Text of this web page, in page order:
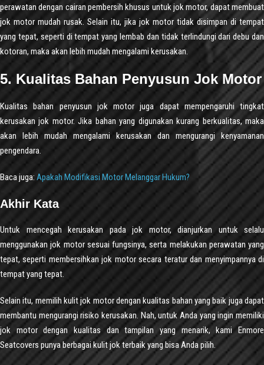
perawatan dengan cairan pembersih khusus untuk jok motor, dapat membuat
jok motor mudah rusak. Selain itu, jika jok motor tidak disimpan di tempat
yang tepat, seperti di tempat yang lembab dan tidak terlindungi dari debu dan
kotoran, maka akan lebih mudah mengalami kerusakan.
5. Kualitas Bahan Penyusun Jok Motor
Kualitas bahan penyusun jok motor juga dapat mempengaruhi tingkat
kerusakan jok motor. Jika bahan yang digunakan kurang berkualitas, maka
akan lebih mudah mengalami kerusakan dan mengurangi kenyamanan
pengendara.
Baca juga: Apakah Modifikasi Motor Melanggar Hukum?
Akhir Kata
Untuk mencegah kerusakan pada jok motor, dianjurkan untuk selalu
menggunakan jok motor sesuai fungsinya, serta melakukan perawatan yang
tepat, seperti membersihkan jok motor secara teratur dan menyimpannya di
tempat yang tepat.
Selain itu, memilih kulit jok motor dengan kualitas bahan yang baik juga dapat
membantu mengurangi risiko kerusakan. Nah, untuk Anda yang ingin memiliki
jok motor dengan kualitas dan tampilan yang menarik, kami Enmore
Seatcovers punya berbagai kulit jok terbaik yang bisa Anda pilih.